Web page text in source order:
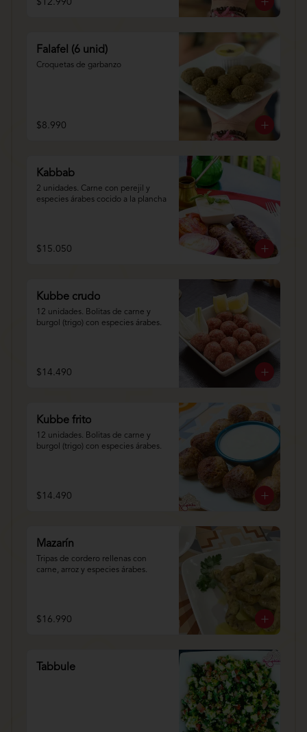
$12.990
Falafel (6 unid)
Croquetas de garbanzo
$8.990
Kabbab
2 unidades. Carne con perejil y
especies árabes cocido a la plancha
$15.050
Kubbe crudo
12 unidades. Bolitas de carne y
burgol (trigo) con especies árabes.
$14.490
Kubbe frito
12 unidades. Bolitas de carne y
burgol (trigo) con especies árabes.
$14.490
Mazarín
Tripas de cordero rellenas con
carne, arroz y especies árabes.
$16.990
Tabbule